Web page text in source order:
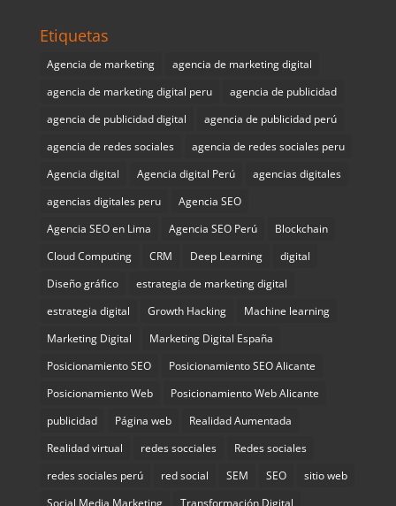
Etiquetas
Agencia de marketing
agencia de marketing digital
agencia de marketing digital peru
agencia de publicidad
agencia de publicidad digital
agencia de publicidad perú
agencia de redes sociales
agencia de redes sociales peru
Agencia digital
Agencia digital Perú
agencias digitales
agencias digitales peru
Agencia SEO
Agencia SEO en Lima
Agencia SEO Perú
Blockchain
Cloud Computing
CRM Deep Learning
digital
Diseño gráfico
estrategia de marketing digital
estrategia digital
Growth Hacking
Machine learning
Marketing Digital
Marketing Digital España
Posicionamiento SEO
Posicionamiento SEO Alicante
Posicionamiento Web
Posicionamiento Web Alicante
publicidad
Página web
Realidad Aumentada
Realidad virtual
redes socciales
Redes sociales
redes sociales perú
red social SEM SEO
sitio web
Social Media Marketing
Transformación Digital